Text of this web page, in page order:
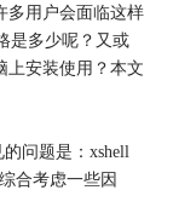
多用户会面临这样
是多少呢？又或
上安装使用？本文
问题是：xshell
合考虑一些因